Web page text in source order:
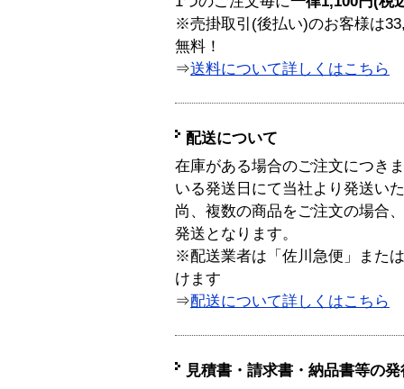
※売掛取引(後払い)のお客様は
無料！
⇒送料について詳しくはこちら
配送について
在庫がある場合のご注文につき
いる発送日にて当社より発送い
尚、複数の商品をご注文の場合
発送となります。
※配送業者は「佐川急便」また
けます
⇒配送について詳しくはこちら
見積書・請求書・納品書等の